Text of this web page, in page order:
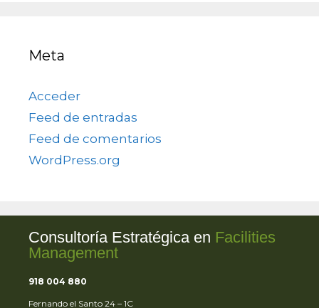
Meta
Acceder
Feed de entradas
Feed de comentarios
WordPress.org
Consultoría Estratégica en Facilities
Management
918 004 880
Fernando el Santo 24 – 1C